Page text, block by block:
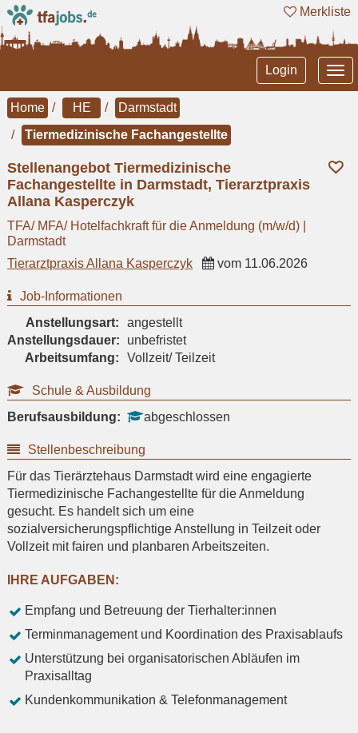
Merkliste
Login
Home HE
Darmstadt
Tiermedizinische Fachangestellte
Stellenangebot Tiermedizinische
Fachangestellte in Darmstadt, Tierarztpraxis
Allana Kasperczyk
TFA/ MFA/ Hotelfachkraft für die Anmeldung (m/w/d) |
Darmstadt
Tierarztpraxis Allana Kasperczyk
vom 11.06.2026
Job-Informationen
Anstellungsart:
angestellt
Anstellungsdauer:
unbefristet
Arbeitsumfang:
Vollzeit/ Teilzeit
Schule & Ausbildung
Berufsausbildung:
abgeschlossen
Stellenbeschreibung
Für das Tierärztehaus Darmstadt wird eine engagierte
Tiermedizinische Fachangestellte für die Anmeldung
gesucht. Es handelt sich um eine
sozialversicherungspflichtige Anstellung in Teilzeit oder
Vollzeit mit fairen und planbaren Arbeitszeiten.
IHRE AUFGABEN:
Empfang und Betreuung der Tierhalter:innen
Terminmanagement und Koordination des Praxisablaufs
Unterstützung bei organisatorischen Abläufen im
Praxisalltag
Kundenkommunikation & Telefonmanagement